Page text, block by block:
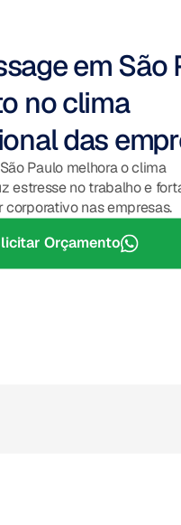
em São
no clima
das
Paulo melhora o clima
estresse no trabalho e
nas empresas.
Orçamento